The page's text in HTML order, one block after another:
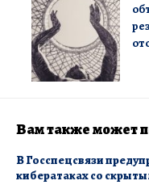
Вам также может
В Госспецсвязи
кибератаках со